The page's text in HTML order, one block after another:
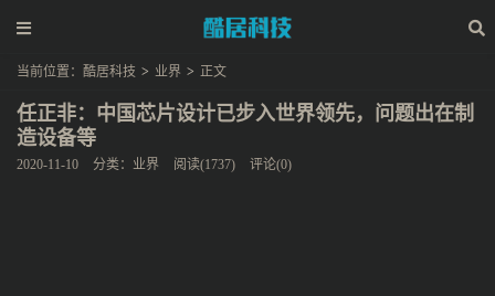
当前位置： 酷居科技 > 业界 > 正文
任正非：中国芯片设计已步入世界领先，问题出在制
造设备等
2020-11-10 分类： 业界 阅读(1737) 评论(0)